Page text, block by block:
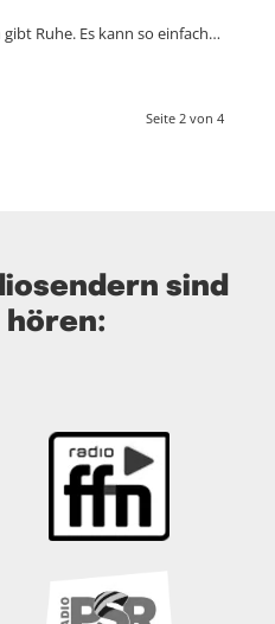
Ruhe. Es kann so einfach…
Seite 2 von 4
sind
hören: